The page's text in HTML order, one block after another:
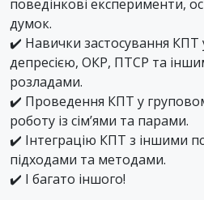
поведінкові експерименти,
думок.
✔️ Навички застосування КПТ
депресією, ОКР, ПТСР та
розладами.
✔️ Проведення КПТ у
роботу із сім’ями та парами.
✔️ Інтеграцію КПТ з іншими
підходами та методами.
✔️ І багато іншого!